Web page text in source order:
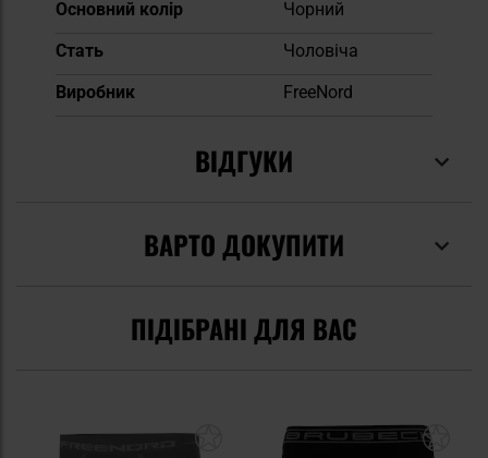
Основний колір
Чорний
Cтать
Чоловіча
Виробник
FreeNord
ВІДГУКИ
ВАРТО ДОКУПИТИ
ПІДІБРАНІ ДЛЯ ВАС